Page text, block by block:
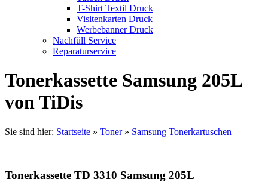
T-Shirt Textil Druck
Visitenkarten Druck
Werbebanner Druck
Nachfüll Service
Reparaturservice
Tonerkassette Samsung 205L
von TiDis
Sie sind hier: Startseite » Toner» Samsung Tonerkartuschen
Tonerkassette TD 3310 Samsung 205L